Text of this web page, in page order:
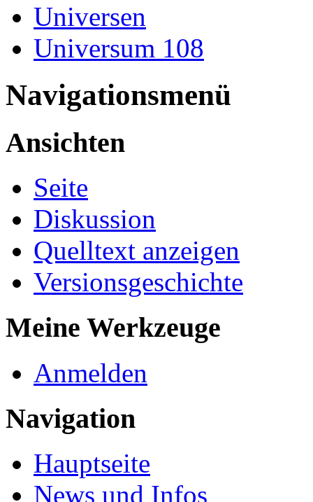
Universen
Universum 108
Navigationsmenü
Ansichten
Seite
Diskussion
Quelltext anzeigen
Versionsgeschichte
Meine Werkzeuge
Anmelden
Navigation
Hauptseite
News und Infos